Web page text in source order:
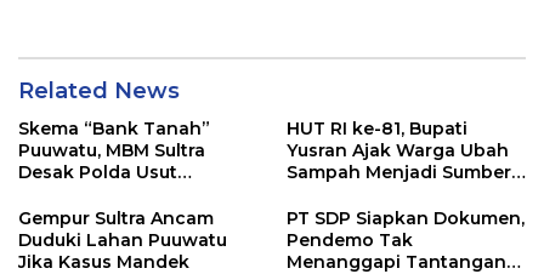
Related News
Skema “Bank Tanah”
Puuwatu, MBM Sultra
Desak Polda Usut
Kadin
HUT RI ke-81, Bupati
Yusran Ajak Warga Ubah
Sampah Menjadi Sumber
Gempur Sultra Ancam
Duduki Lahan Puuwatu
Jika Kasus Mandek
PT SDP Siapkan Dokumen,
Pendemo Tak
Menanggapi Tantangan